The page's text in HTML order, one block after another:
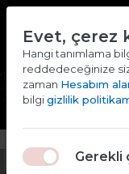
Evet, çerez
Hangi tanımlama
reddedeceğinize siz
zaman Hesabım
bilgigizlilik
Gerekli